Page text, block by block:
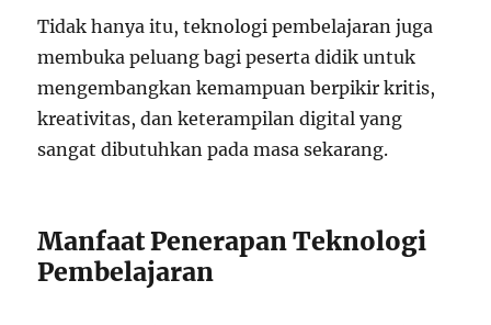
Tidak hanya itu, teknologi pembelajaran juga
membuka peluang bagi peserta didik untuk
mengembangkan kemampuan berpikir kritis,
kreativitas, dan keterampilan digital yang
sangat dibutuhkan pada masa sekarang.
Manfaat Penerapan Teknologi
Pembelajaran